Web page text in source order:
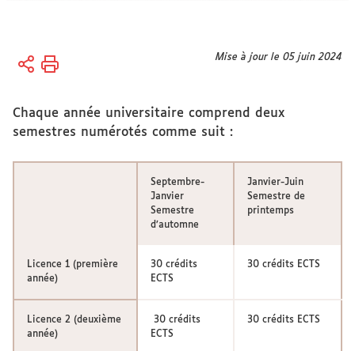
Vous
Accueil
Venir
étudier à
Mise à jour le 05 juin 2024
Chaque année universitaire comprend deux
semestres numérotés comme suit :
Septembre-
Janvier
Semestre
d’automne
Janvier-Juin
Semestre de
printemps
Licence 1 (première
année)
30 crédits
ECTS
30 crédits ECTS
Licence 2 (deuxième
année)
30 crédits
ECTS
30 crédits ECTS